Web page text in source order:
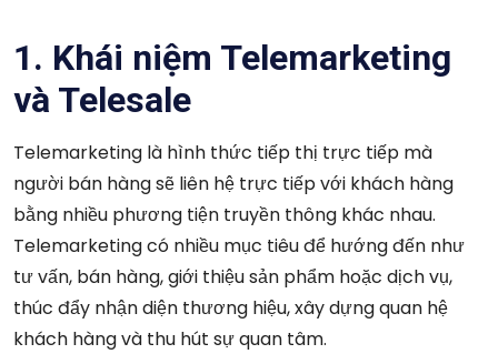
1. Khái niệm Telemarketing
và Telesale
Telemarketing là hình thức tiếp thị trực tiếp mà
người bán hàng sẽ liên hệ trực tiếp với khách hàng
bằng nhiều phương tiện truyền thông khác nhau.
Telemarketing có nhiều mục tiêu để hướng đến như
tư vấn, bán hàng, giới thiệu sản phẩm hoặc dịch vụ,
thúc đẩy nhận diện thương hiệu, xây dựng quan hệ
khách hàng và thu hút sự quan tâm.